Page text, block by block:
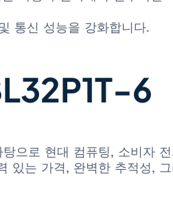
통신 성능을 강화합니다.
6
으로 현대 컴퓨팅, 소비자
있는 가격, 완벽한 추적성,